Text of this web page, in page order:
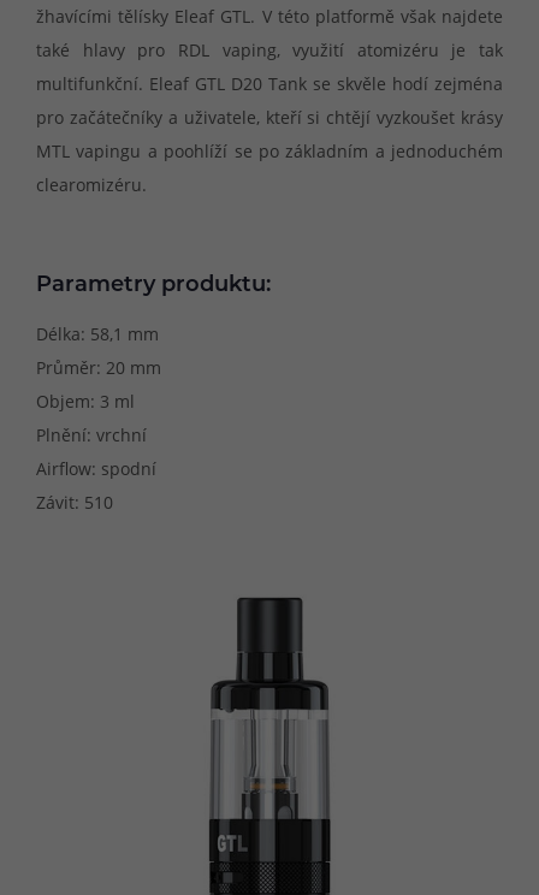
žhavícími tělísky Eleaf GTL. V této platformě však najdete
také hlavy pro RDL vaping, využití atomizéru je tak
multifunkční. Eleaf GTL D20 Tank se skvěle hodí zejména
pro začátečníky a uživatele, kteří si chtějí vyzkoušet krásy
MTL vapingu a poohlíží se po základním a jednoduchém
clearomizéru.
Parametry produktu:
Délka: 58,1 mm
Průměr: 20 mm
Objem: 3 ml
Plnění: vrchní
Airflow: spodní
Závit: 510